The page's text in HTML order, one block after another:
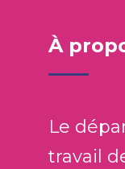
À
Le
travail